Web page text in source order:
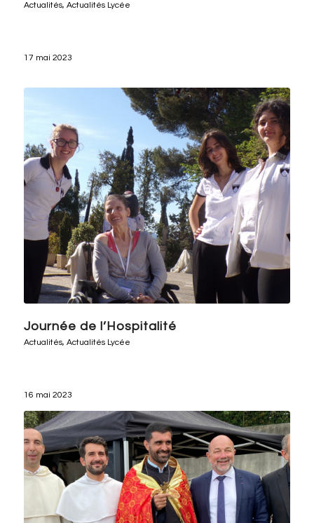
Actualités, Actualités Lycée
17 mai 2023
Journée de l’Hospitalité
Actualités, Actualités Lycée
16 mai 2023